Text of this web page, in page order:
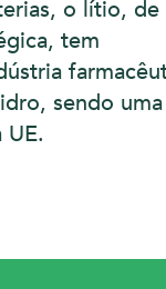
o lítio, de
tem
sendo uma